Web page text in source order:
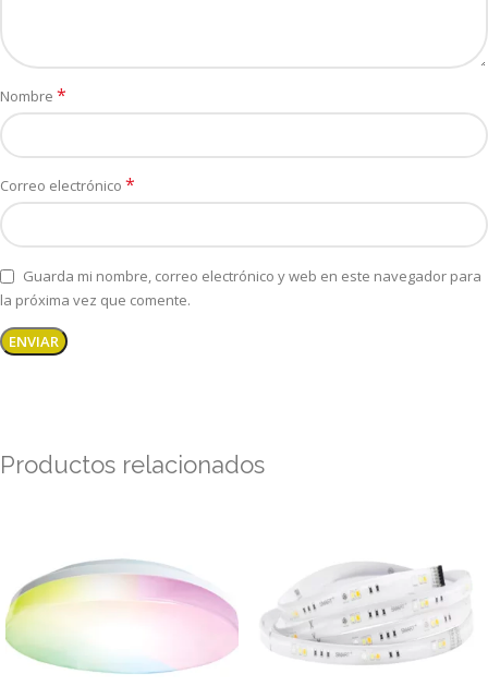
Nombre *
Correo electrónico *
Guarda mi nombre, correo electrónico y web en este navegador para
la próxima vez que comente.
Productos relacionados